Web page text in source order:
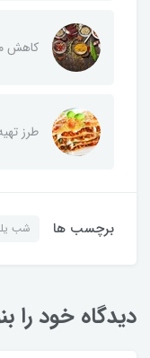
کاهش
طرز
برچسب ها شب
دیدگاه خود را